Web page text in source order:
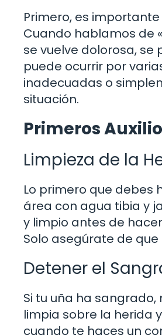
Primero, es
Cuando hablamos de
se vuelve dolorosa, se
puede ocurrir por
inadecuadas o
situación.
Primeros
Limpieza de la
Lo primero que debes
área con agua tibia y
y limpio antes de
Solo asegúrate de
Detener el
Si tu uña ha
limpia sobre la herida
cuando te haces un